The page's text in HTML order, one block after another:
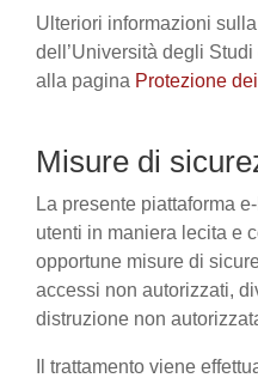
Ulteriori informazioni
dell’Università degli
alla pagina Protezione
Misure di
La presente piattaforma
utenti in maniera lecita e
opportune misure di
accessi non autorizzati,
distruzione non
Il trattamento viene